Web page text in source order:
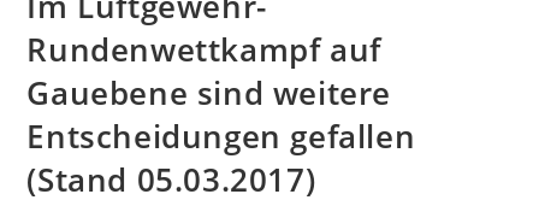
Rundenwettkampf auf
Gauebene sind weitere
Entscheidungen gefallen
(Stand 05.03.2017)